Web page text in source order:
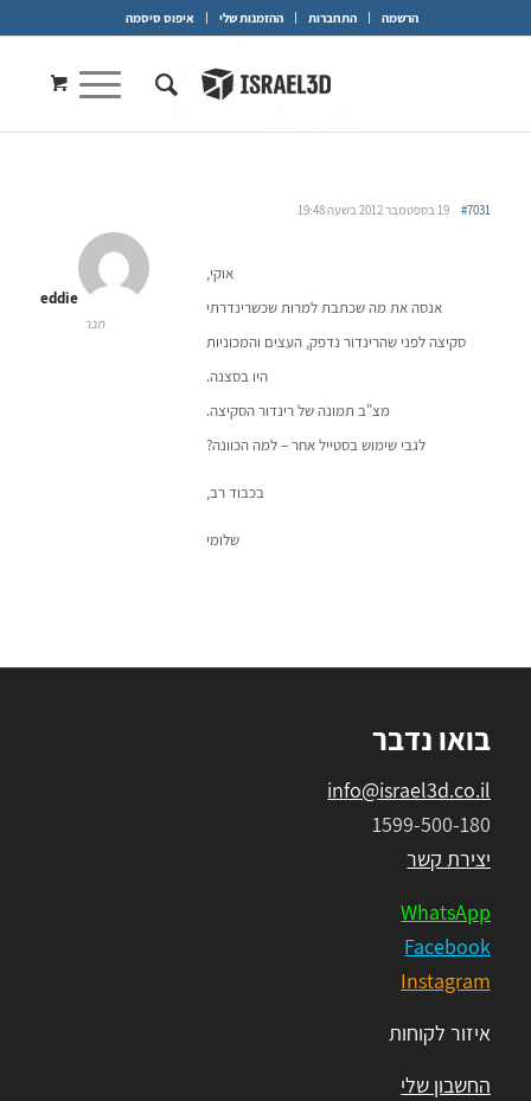
הרשמה התחברות ההזמנות שלי איפוס סיסמה
19 בספטמבר 2012 בשעה 19:48 #7031
eddie
חבר
אוקי,
אנסה את מה שכתבת למרות שכשרינדרתי
סקיצה לפני שהרינדור נדפק, העצים והמכוניות
היו בסצנה.
מצ"ב תמונה של רינדור הסקיצה.
לגבי שימוש בסטייל אחר – למה הכוונה?
בכבוד רב,
שלומי
בואו נדבר
info@israel3d.co.il
1599-500-180
יצירת קשר
WhatsApp
Facebook
Instagram
איזור לקוחות
החשבון שלי